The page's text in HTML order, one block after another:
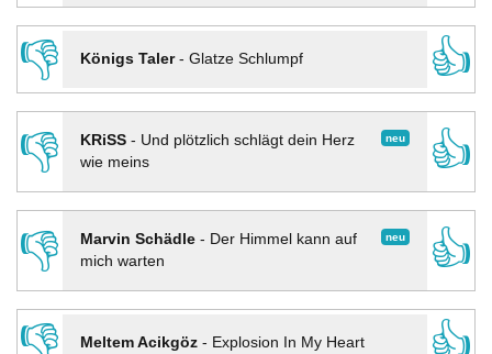
👎
Königs Taler- Glatze Schlumpf
👍
👎
neu
KRiSS- Und plötzlich schlägt dein Herz
wie meins
👍
👎 neu
Marvin Schädle- Der Himmel kann auf
mich warten
👍
👎
Meltem Acikgöz- Explosion In My Heart
👍